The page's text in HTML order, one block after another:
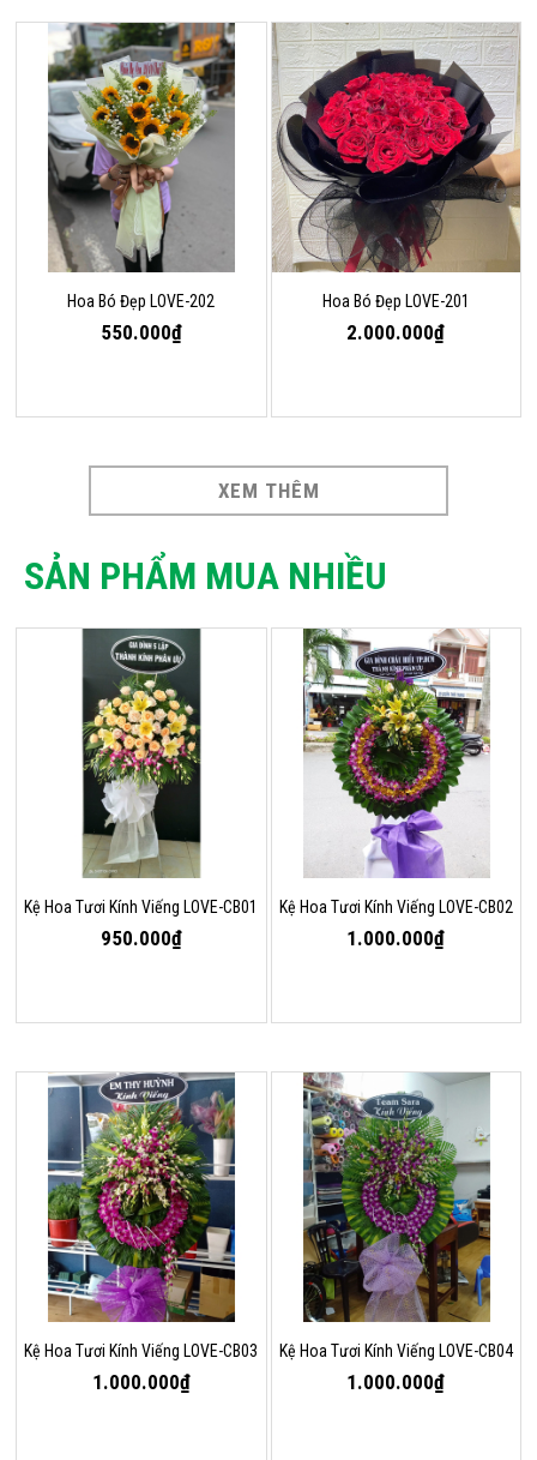
Hoa Bó Đẹp LOVE-202
550.000₫
Hoa Bó Đẹp LOVE-201
2.000.000₫
XEM THÊM
SẢN PHẨM MUA NHIỀU
Kệ Hoa Tươi Kính Viếng LOVE-CB01
950.000₫
Kệ Hoa Tươi Kính Viếng LOVE-CB02
1.000.000₫
Kệ Hoa Tươi Kính Viếng LOVE-CB03
1.000.000₫
Kệ Hoa Tươi Kính Viếng LOVE-CB04
1.000.000₫